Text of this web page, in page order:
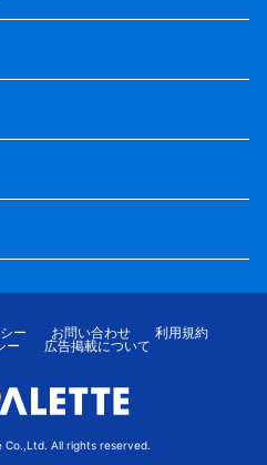
ー お問い合わせ
利用規約
ー
広告掲載について
Co.,Ltd. All rights reserved.